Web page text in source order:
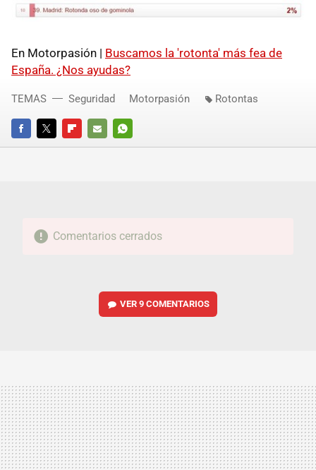
En Motorpasión | Buscamos la 'rotonta' más fea de
España. ¿Nos ayudas?
FACEBOOKTWITTERFLIPBOARD
E-
WHATSAPP
TEMAS Seguridad Motorpasión Rotontas
Comentarios cerrados
VER9 COMENTARIOS